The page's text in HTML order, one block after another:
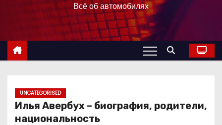
с
Всё об автомобилях
UNCATEGORISED
Илья Авербух – биография, родители,
национальность